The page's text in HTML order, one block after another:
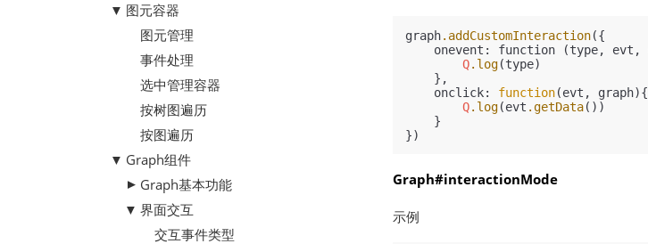
图元容器
图元管理
事件处理
选中管理容器
按树图遍历
按图遍历
Graph组件
Graph基本功能
界面交互
交互事件类型
graph.addCustomInteraction({
Q.log(type)
    onclick:
function(evt, graph){
Q.log(evt .getData())
Graph#interactionMode
示例